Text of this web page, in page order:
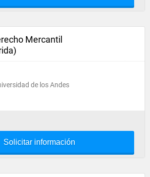
Mercantil
de los Andes
Solicitar información